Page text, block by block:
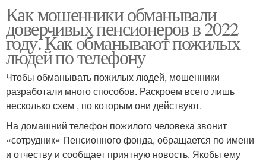
Как мошенники обманывали
доверчивых пенсионеров в 2022
году. Как обманывают пожилых
людей по телефону
Чтобы обманывать пожилых людей, мошенники
разработали много способов. Раскроем всего лишь
несколько схем , по которым они действуют.
На домашний телефон пожилого человека звонит
«сотрудник» Пенсионного фонда, обращается по имени
и отчеству и сообщает приятную новость. Якобы ему